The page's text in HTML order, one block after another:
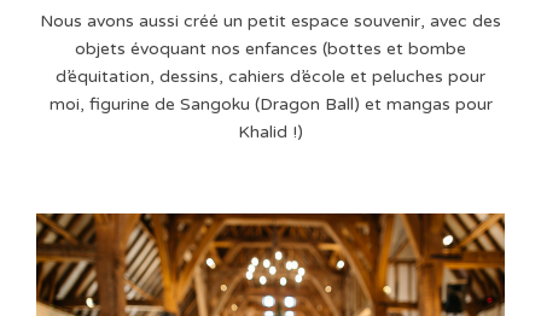
Nous avons aussi créé un petit espace souvenir, avec des
objets évoquant nos enfances (bottes et bombe
d’équitation, dessins, cahiers d’école et peluches pour
moi, figurine de Sangoku (Dragon Ball) et mangas pour
Khalid !)